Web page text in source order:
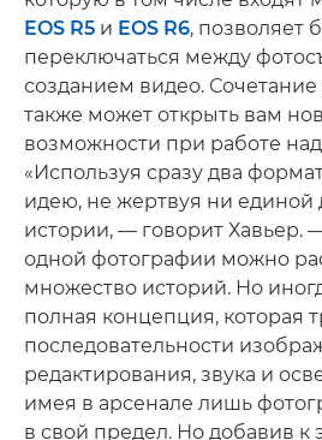
EOS R5 и EOS R6, позволяет
переключаться между
созданием видео.
также может открыть вам
возможности при работе
«Используя сразу два
идею, не жертвуя ни единой
истории, — говорит Хавьер.
одной фотографии можно
множество историй. Но
полная концепция, которая
последовательности
редактирования, звука и
имея в арсенале лишь
в свой предел. Но добавив к